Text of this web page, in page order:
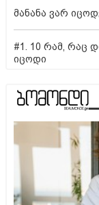
მანანა ვარ
#1. 10 რამ, რაც
იცოდი